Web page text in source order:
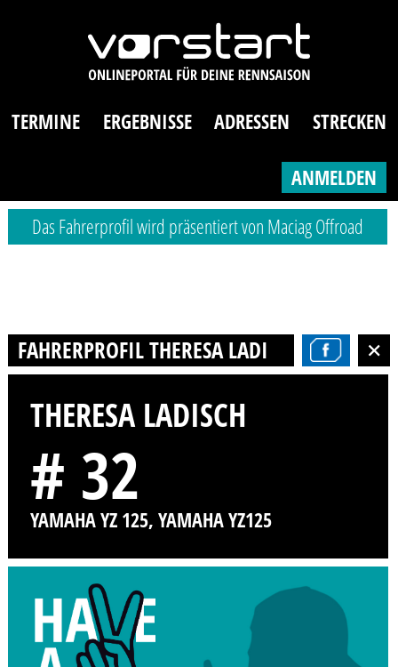
TERMINE ERGEBNISSE ADRESSEN STRECKEN
ANMELDEN
Das Fahrerprofil wird präsentiert von Maciag Offroad
FAHRERPROFIL THERESA LADISCH
THERESA LADISCH
# 32
YAMAHA YZ 125, YAMAHA YZ125